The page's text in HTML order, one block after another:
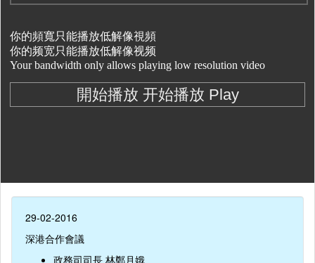
29-02-2016
深港合作會議
政務司司長 林鄭月娥